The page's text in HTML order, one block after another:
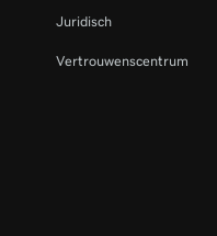
Juridisch
Vertrouwenscentrum